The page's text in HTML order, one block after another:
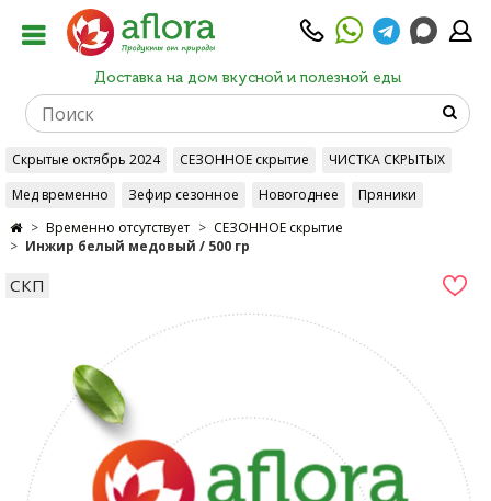
Доставка на дом вкусной и полезной еды
Скрытые октябрь 2024 СЕЗОННОЕ скрытие
ЧИСТКА СКРЫТЫХ
Мед временно
Зефир сезонное Новогоднее
Пряники
Временно отсутствует
СЕЗОННОЕ скрытие
Инжир белый медовый / 500 гр
СКП